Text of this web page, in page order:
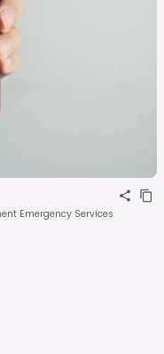
Emergency Services